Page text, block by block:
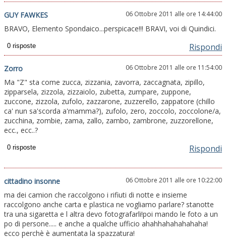
GUY FAWKES 06 Ottobre 2011 alle ore 14:44:00
BRAVO, Elemento Spondaico...perspicace!!! BRAVI, voi di Quindici.
Rispondi
Zorro 06 Ottobre 2011 alle ore 11:54:00
Ma "Z" sta come zucca, zizzania, zavorra, zaccagnata, zipillo,
zipparsela, zizzola, zizzaiolo, zubetta, zumpare, zuppone,
zuccone, zizzola, zufolo, zazzarone, zuzzerello, zappatore (chillo
ca' nun sa'scorda a'mamma?), zufolo, zero, zoccolo, zoccolone/a,
zucchina, zombie, zama, zallo, zambo, zambrone, zuzzorellone,
ecc., ecc..?
Rispondi
cittadino insonne 06 Ottobre 2011 alle ore 10:22:00
ma dei camion che raccolgono i rifiuti di notte e insieme
raccolgono anche carta e plastica ne vogliamo parlare? stanotte
tra una sigaretta e l altra devo fotografarli!poi mando le foto a un
po di persone..... e anche a qualche ufficio ahahhahahahahaha!
ecco perchè è aumentata la spazzatura!